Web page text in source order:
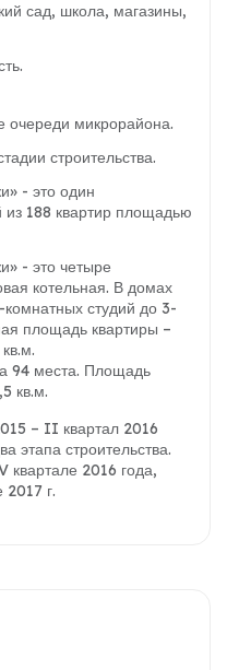
сад, школа, магазины,
очереди микрорайона.
строительства.
- это один
188 квартир площадью
- это четыре
котельная. В домах
комнатных студий до 3-
площадь квартиры –
94 места. Площадь
кв.м.
– II квартал 2016
этапа строительства.
2016 года,
г.